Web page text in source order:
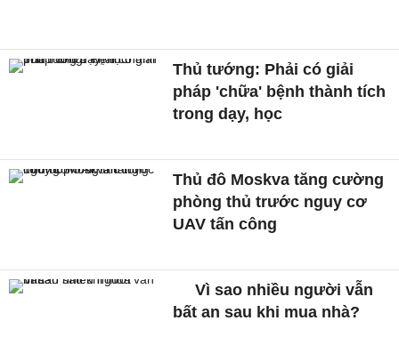
Thủ tướng: Phải có giải
pháp 'chữa' bệnh thành tích
trong dạy, học
Thủ đô Moskva tăng cường
phòng thủ trước nguy cơ
UAV tấn công
Vì sao nhiều người vẫn
bất an sau khi mua nhà?